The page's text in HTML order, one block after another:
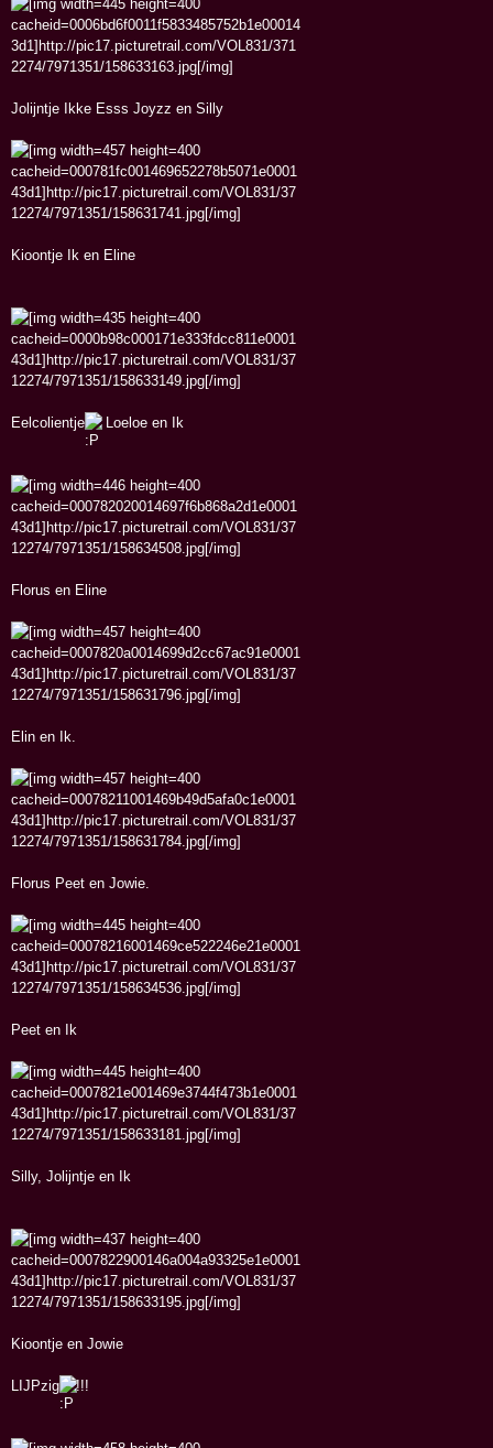
Jolijntje Ikke Esss Joyzz en Silly
Kioontje Ik en Eline
Eelcolientje Loeloe en Ik
Florus en Eline
Elin en Ik.
Florus Peet en Jowie.
Peet en Ik
Silly, Jolijntje en Ik
Kioontje en Jowie
LIJPzig !!!